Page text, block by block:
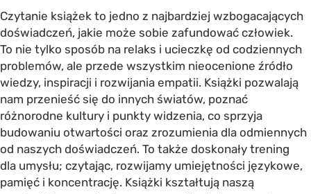
Czytanie książek to jedno z najbardziej wzbogacających
doświadczeń, jakie może sobie zafundować człowiek.
To nie tylko sposób na relaks i ucieczkę od codziennych
problemów, ale przede wszystkim nieocenione źródło
wiedzy, inspiracji i rozwijania empatii. Książki pozwalają
nam przenieść się do innych światów, poznać
różnorodne kultury i punkty widzenia, co sprzyja
budowaniu otwartości oraz zrozumienia dla odmiennych
od naszych doświadczeń. To także doskonały trening
dla umysłu; czytając, rozwijamy umiejętności językowe,
pamięć i koncentrację. Książki kształtują naszą